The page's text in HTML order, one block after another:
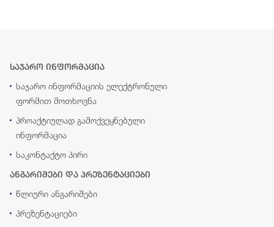
საჯარო ინფორმაცია
საჯარო ინფორმაციის ელექტრონული
ფორმით მოთხოვნა
პროაქტიულად გამოქვეყნებული
ინფორმაცია
საკონტაქტო პირი
ანგარიშები და პრეზენტაციები
წლიური ანგარიშები
პრეზენტაციები